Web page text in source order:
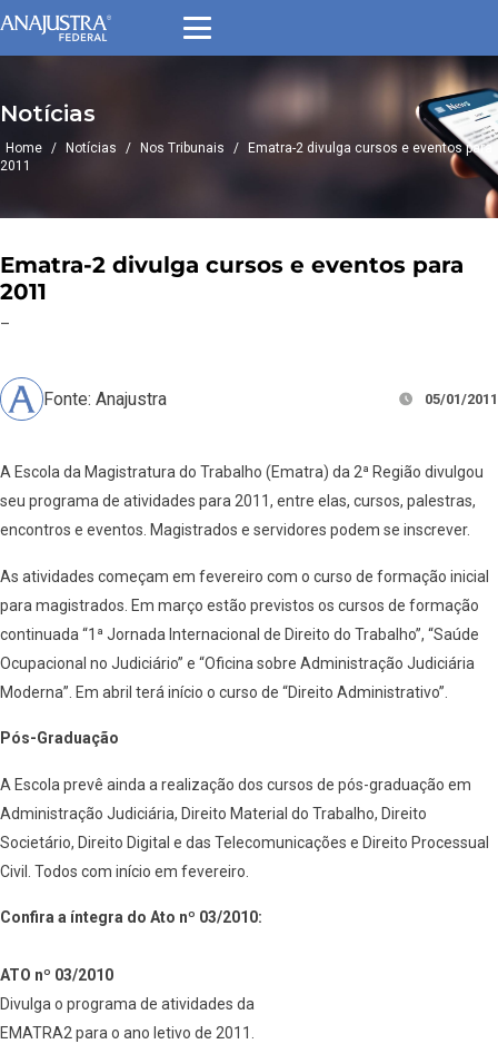
Notícias
Home / Notícias / Nos Tribunais /
Ematra-2 divulga cursos e eventos para
2011
Ematra-2 divulga cursos e eventos para
2011
–
Fonte: Anajustra 05/01/2011
A Escola da Magistratura do Trabalho (Ematra) da 2ª Região divulgou
seu programa de atividades para 2011, entre elas, cursos, palestras,
encontros e eventos. Magistrados e servidores podem se inscrever.
As atividades começam em fevereiro com o curso de formação inicial
para magistrados. Em março estão previstos os cursos de formação
continuada “1ª Jornada Internacional de Direito do Trabalho”, “Saúde
Ocupacional no Judiciário” e “Oficina sobre Administração Judiciária
Moderna”. Em abril terá início o curso de “Direito Administrativo”.
Pós-Graduação
A Escola prevê ainda a realização dos cursos de pós-graduação em
Administração Judiciária, Direito Material do Trabalho, Direito
Societário, Direito Digital e das Telecomunicações e Direito Processual
Civil. Todos com início em fevereiro.
Confira a íntegra do Ato nº 03/2010:
ATO nº 03/2010
Divulga o programa de atividades da
EMATRA2 para o ano letivo de 2011.